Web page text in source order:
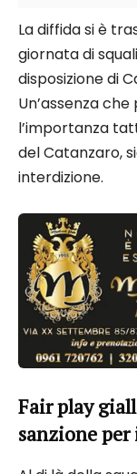
La diffida si è
giornata di
disposizione di
Un’assenza
l’importanza
del Catanzaro,
interdizione.
Fair play
sanzione